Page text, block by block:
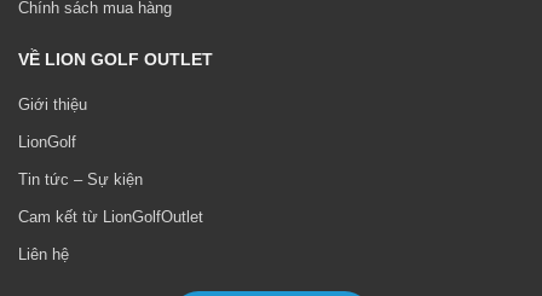
Chính sách mua hàng
VỀ LION GOLF OUTLET
Giới thiệu
LionGolf
Tin tức – Sự kiện
Cam kết từ LionGolfOutlet
Liên hệ